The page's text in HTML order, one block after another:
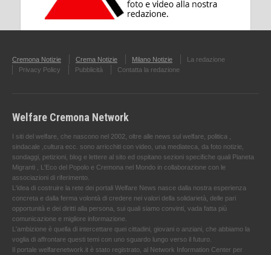
Cremona Notizie Crema Notizie Milano Notizie
La redazione
Privacy Policy
Pubblicità Contatta la redazione
Welfare Cremona Network
I siti del welfare, che nascono nel 2002, oltre alle news sul welfare, politica ,
sindacale ,cultura ecc. sono arricchiti con video, una mediateca, da foto notizie,
sondaggi, petizioni, blog e lettere al sito ed ospitano sezioni specifiche quali Pianeta
Migranti , L'Eco del Popolo e Cremona nel Mondo in collaborazione con le
associazioni di riferimento.
L'idea di costruire la rete dei portali Welfare News nasce dalla nostra esperienza
concreta e dalla ferma volontà di credere nei valori della solidarietà, delle pari
opportunità e dei diritti alla persona, sui quali siamo convinti, vada fatta più
comunicazione e migliore informazione.
L'ambizione è quella di intercettare quei cittadini, giovani o anziani, che abbiamo la
voglia di affrontare questi temi con uno sguardo lungo verso il futuro.
Il portale welfarenetwork.it è stato registrato, al Network Information Center per